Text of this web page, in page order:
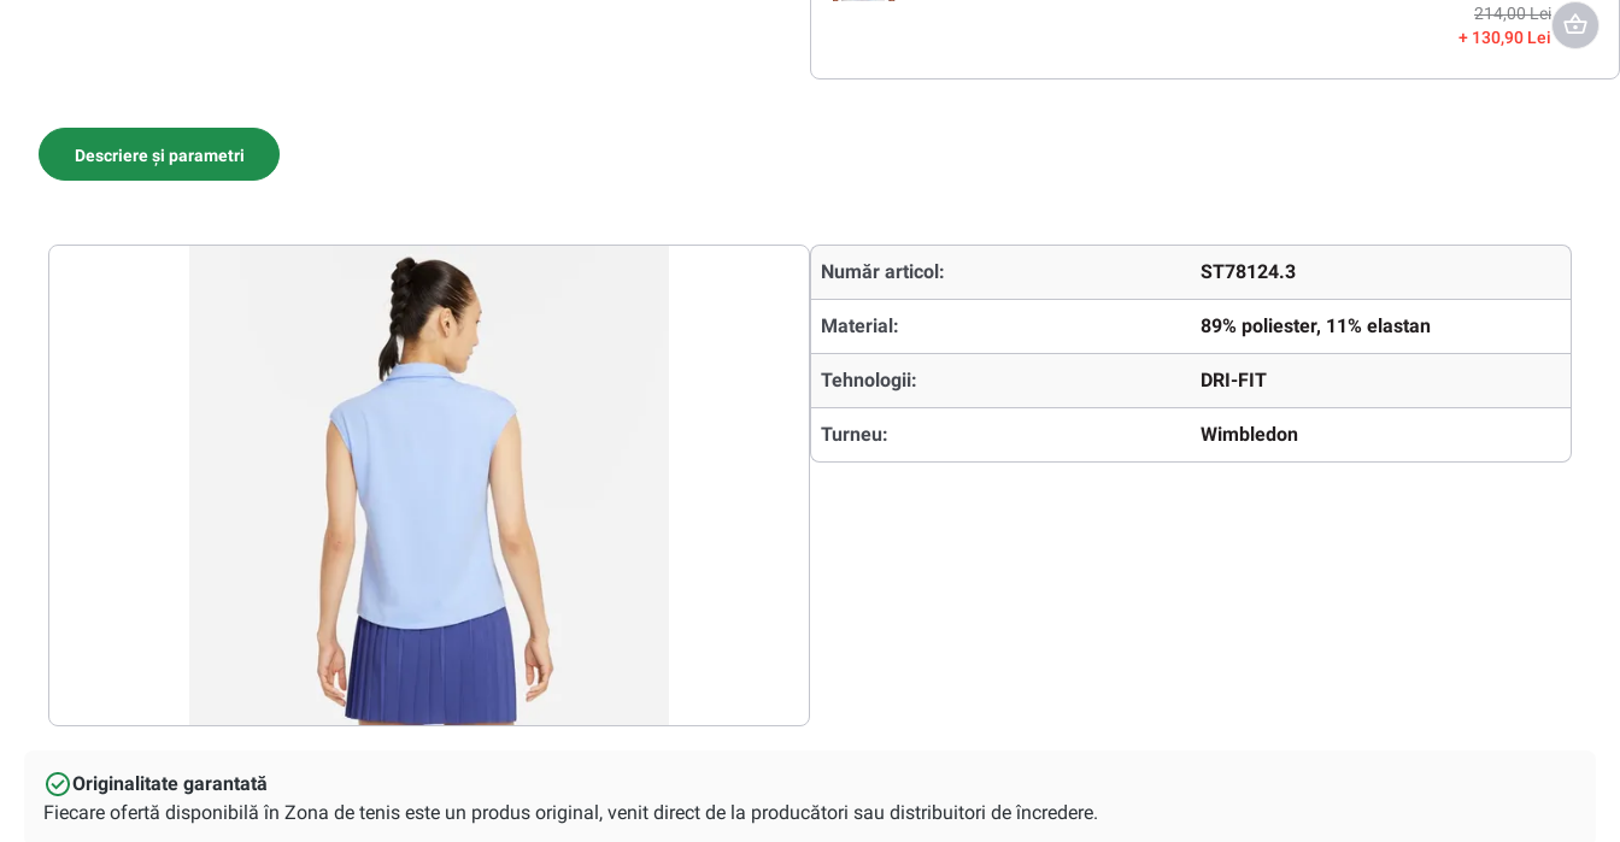
214,00 Lei
130,90 Lei
Descriere și parametri
Număr articol: ST78124.3
Material: 89% poliester, 11% elastan
Tehnologii: DRI-FIT
Turneu: Wimbledon
Originalitate garantată
Fiecare ofertă disponibilă în Zona de tenis este un produs original, venit direct de la producători sau distribuitori de încredere.